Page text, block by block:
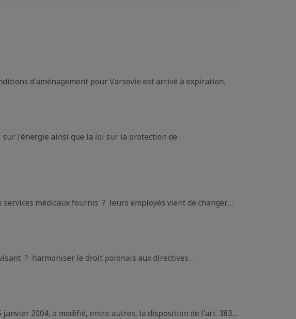
d'aménagement pour Varsovie est arrivé à expiration.
l'énergie ainsi que la loi sur la protection de
médicaux fournis ? leurs employés vient de changer.…
? harmoniser le droit polonais aux directives…
2004, a modifié, entre autres, la disposition de l'art. 383…